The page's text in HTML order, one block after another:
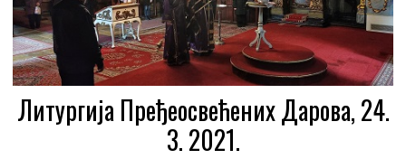
Литургија Пређеосвећених Дарова, 24.
3. 2021.